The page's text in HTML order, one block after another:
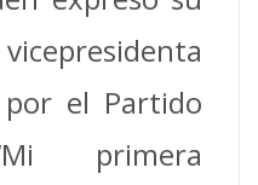
el Partido
primera